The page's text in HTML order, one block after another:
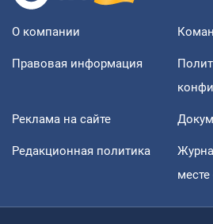
О компании
Правовая информация
Реклама на сайте
Редакционная политика